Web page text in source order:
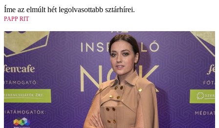
Íme az elmúlt hét legolvasottabb sztárhírei.
PAPP RIT